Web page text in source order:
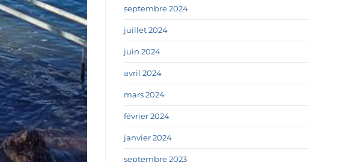
septembre 2024
juillet 2024
juin 2024
avril 2024
mars 2024
février 2024
janvier 2024
septembre 2023